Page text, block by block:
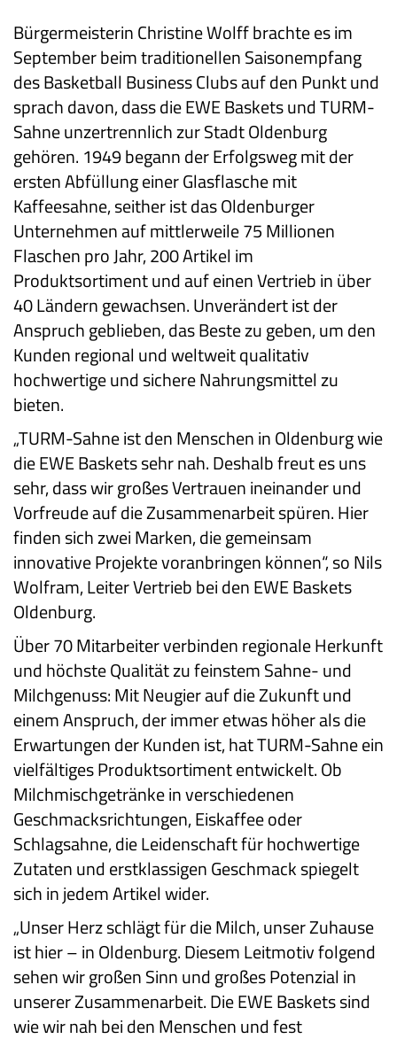
Bürgermeisterin Christine Wolff brachte es im
September beim traditionellen Saisonempfang
des Basketball Business Clubs auf den Punkt und
sprach davon, dass die EWE Baskets und TURM-
Sahne unzertrennlich zur Stadt Oldenburg
gehören. 1949 begann der Erfolgsweg mit der
ersten Abfüllung einer Glasflasche mit
Kaffeesahne, seither ist das Oldenburger
Unternehmen auf mittlerweile 75 Millionen
Flaschen pro Jahr, 200 Artikel im
Produktsortiment und auf einen Vertrieb in über
40 Ländern gewachsen. Unverändert ist der
Anspruch geblieben, das Beste zu geben, um den
Kunden regional und weltweit qualitativ
hochwertige und sichere Nahrungsmittel zu
bieten.
„TURM-Sahne ist den Menschen in Oldenburg wie
die EWE Baskets sehr nah. Deshalb freut es uns
sehr, dass wir großes Vertrauen ineinander und
Vorfreude auf die Zusammenarbeit spüren. Hier
finden sich zwei Marken, die gemeinsam
innovative Projekte voranbringen können“, so Nils
Wolfram, Leiter Vertrieb bei den EWE Baskets
Oldenburg.
Über 70 Mitarbeiter verbinden regionale Herkunft
und höchste Qualität zu feinstem Sahne- und
Milchgenuss: Mit Neugier auf die Zukunft und
einem Anspruch, der immer etwas höher als die
Erwartungen der Kunden ist, hat TURM-Sahne ein
vielfältiges Produktsortiment entwickelt. Ob
Milchmischgetränke in verschiedenen
Geschmacksrichtungen, Eiskaffee oder
Schlagsahne, die Leidenschaft für hochwertige
Zutaten und erstklassigen Geschmack spiegelt
sich in jedem Artikel wider.
„Unser Herz schlägt für die Milch, unser Zuhause
ist hier – in Oldenburg. Diesem Leitmotiv folgend
sehen wir großen Sinn und großes Potenzial in
unserer Zusammenarbeit. Die EWE Baskets sind
wie wir nah bei den Menschen und fest